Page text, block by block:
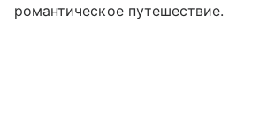
романтическое путешествие.